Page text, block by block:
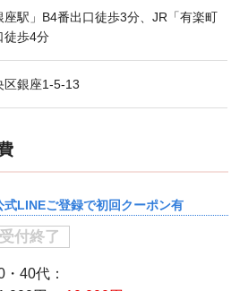
座駅」B4番出口徒歩3分、JR「有楽町
徒歩4分
区銀座1-5-13
式LINEご登録で初回クーポン有
受付終了
・40代：